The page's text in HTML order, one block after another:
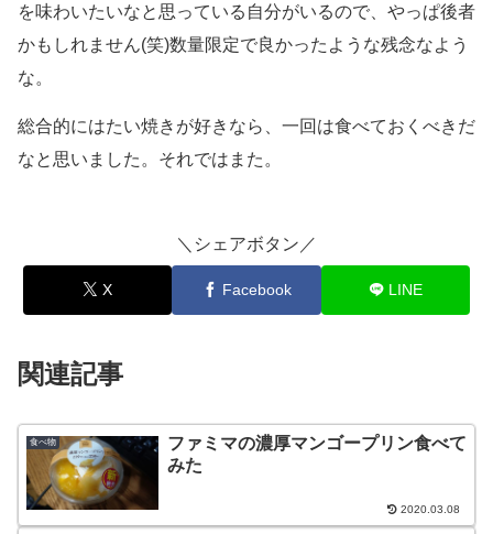
を味わいたいなと思っている自分がいるので、やっぱ後者
かもしれません(笑)数量限定で良かったような残念なよう
な。
総合的にはたい焼きが好きなら、一回は食べておくべきだ
なと思いました。それではまた。
＼シェアボタン／
X Facebook LINE
関連記事
食べ物
ファミマの濃厚マンゴープリン食べて
みた
2020.03.08